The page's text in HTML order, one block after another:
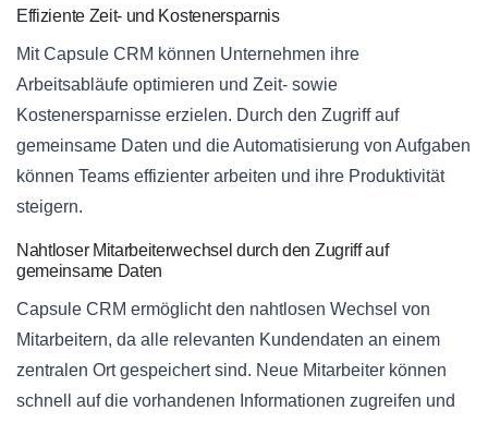
Effiziente Zeit- und Kostenersparnis
Mit Capsule CRM können Unternehmen ihre
Arbeitsabläufe optimieren und Zeit- sowie
Kostenersparnisse erzielen. Durch den Zugriff auf
gemeinsame Daten und die Automatisierung von Aufgaben
können Teams effizienter arbeiten und ihre Produktivität
steigern.
Nahtloser Mitarbeiterwechsel durch den Zugriff auf
gemeinsame Daten
Capsule CRM ermöglicht den nahtlosen Wechsel von
Mitarbeitern, da alle relevanten Kundendaten an einem
zentralen Ort gespeichert sind. Neue Mitarbeiter können
schnell auf die vorhandenen Informationen zugreifen und